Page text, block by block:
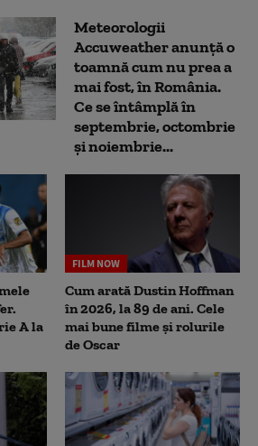
Meteorologii
Accuweather anunță o
toamnă cum nu prea a
mai fost, în România.
Ce se întâmplă în
septembrie, octombrie
și noiembrie...
A la
FILM NOW
Cum arată Dustin Hoffman
în 2026, la 89 de ani. Cele
mai bune filme și rolurile
de Oscar